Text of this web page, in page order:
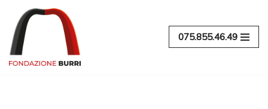
Vai
al
contenuto
075.855.46.49